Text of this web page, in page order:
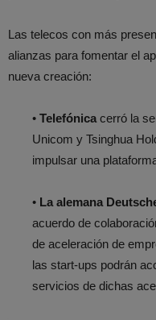
Las telecos con más
alianzas para fomentar el
nueva creación:
• Telefónica cerró la
Unicom y Tsinghua
impulsar una
• La alemana
acuerdo de
de aceleración de
las start-ups podrán
servicios de dichas